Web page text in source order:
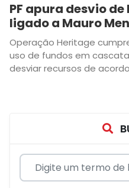
PF apura desvio de
ligado a Mauro
Operação Heritage
uso de fundos em
desviar recursos de